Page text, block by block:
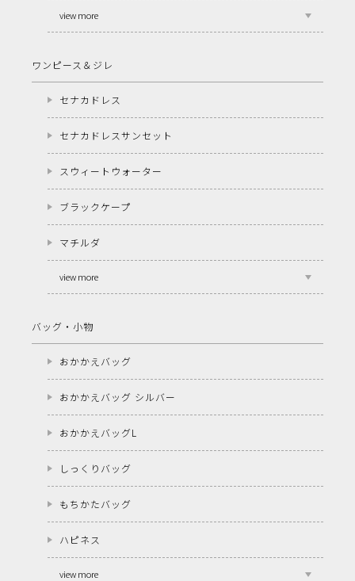
view more
ワンピース＆ジレ
セナカドレス
セナカドレスサンセット
スウィートウォーター
ブラックケープ
マチルダ
view more
バッグ・小物
おかかえバッグ
おかかえバッグ シルバー
おかかえバッグL
しっくりバッグ
もちかたバッグ
ハピネス
view more